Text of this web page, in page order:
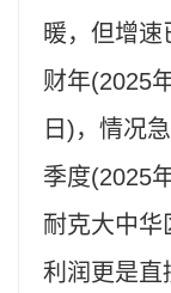
暖，但增
财年(2025
日)，情况
季度(2025
耐克大中华
利润更是直